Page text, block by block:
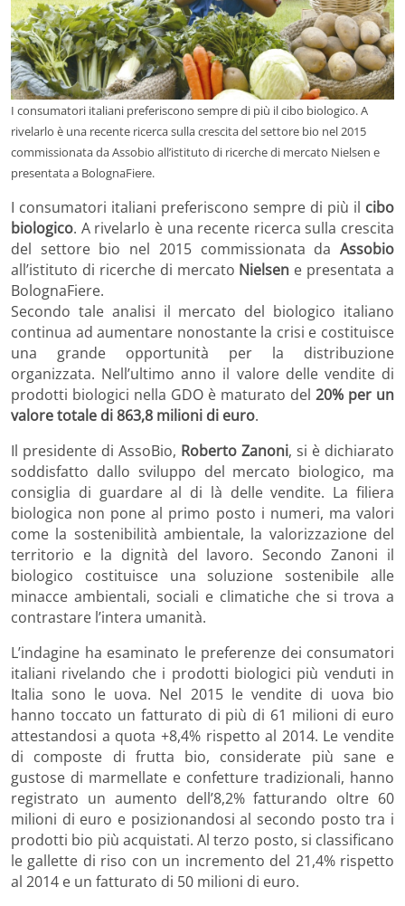
I consumatori italiani preferiscono sempre di più il cibo biologico. A
rivelarlo è una recente ricerca sulla crescita del settore bio nel 2015
commissionata da Assobio all’istituto di ricerche di mercato Nielsen e
presentata a BolognaFiere.
I consumatori italiani preferiscono sempre di più il cibo
biologico. A rivelarlo è una recente ricerca sulla crescita
del settore bio nel 2015 commissionata da Assobio
all’istituto di ricerche di mercato Nielsen e presentata a
BolognaFiere.
Secondo tale analisi il mercato del biologico italiano
continua ad aumentare nonostante la crisi e costituisce
una grande opportunità per la distribuzione
organizzata. Nell’ultimo anno il valore delle vendite di
prodotti biologici nella GDO è maturato del 20% per un
valore totale di 863,8 milioni di euro.
Il presidente di AssoBio, Roberto Zanoni, si è dichiarato
soddisfatto dallo sviluppo del mercato biologico, ma
consiglia di guardare al di là delle vendite. La filiera
biologica non pone al primo posto i numeri, ma valori
come la sostenibilità ambientale, la valorizzazione del
territorio e la dignità del lavoro. Secondo Zanoni il
biologico costituisce una soluzione sostenibile alle
minacce ambientali, sociali e climatiche che si trova a
contrastare l’intera umanità.
L’indagine ha esaminato le preferenze dei consumatori
italiani rivelando che i prodotti biologici più venduti in
Italia sono le uova. Nel 2015 le vendite di uova bio
hanno toccato un fatturato di più di 61 milioni di euro
attestandosi a quota +8,4% rispetto al 2014. Le vendite
di composte di frutta bio, considerate più sane e
gustose di marmellate e confetture tradizionali, hanno
registrato un aumento dell’8,2% fatturando oltre 60
milioni di euro e posizionandosi al secondo posto tra i
prodotti bio più acquistati. Al terzo posto, si classificano
le gallette di riso con un incremento del 21,4% rispetto
al 2014 e un fatturato di 50 milioni di euro.